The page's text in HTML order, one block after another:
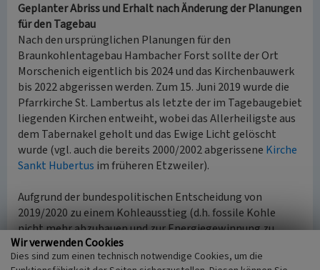
Geplanter Abriss und Erhalt nach Änderung der Planungen
für den Tagebau
Nach den ursprünglichen Planungen für den
Braunkohlentagebau Hambacher Forst sollte der Ort
Morschenich eigentlich bis 2024 und das Kirchenbauwerk
bis 2022 abgerissen werden. Zum 15. Juni 2019 wurde die
Pfarrkirche St. Lambertus als letzte der im Tagebaugebiet
liegenden Kirchen entweiht, wobei das Allerheiligste aus
dem Tabernakel geholt und das Ewige Licht gelöscht
wurde (vgl. auch die bereits 2000/2002 abgerissene Kirche
Sankt Hubertus im früheren Etzweiler).
Aufgrund der bundespolitischen Entscheidung von
2019/2020 zu einem Kohleausstieg (d.h. fossile Kohle
nicht mehr abzubauen und zur Energiegewinnung zu
verwenden) änderten sich jedoch die Planungen: Die
Rheinisch-Westfälisches Elektrizitätswerk AG (RWE) als
Wir verwenden Cookies
Dies sind zum einen technisch notwendige Cookies, um die